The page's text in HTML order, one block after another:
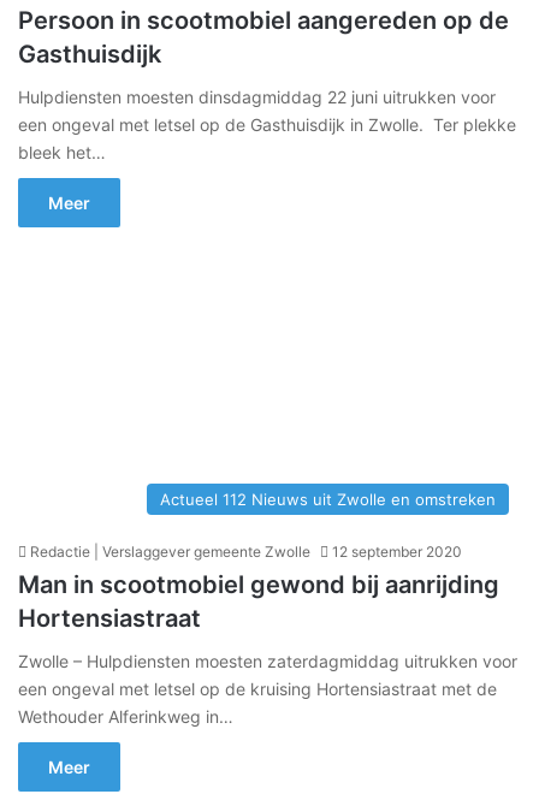
Persoon in scootmobiel aangereden op de
Gasthuisdijk
Hulpdiensten moesten dinsdagmiddag 22 juni uitrukken voor
een ongeval met letsel op de Gasthuisdijk in Zwolle. Ter plekke
bleek het…
Meer
Actueel 112 Nieuws uit Zwolle en omstreken
Redactie | Verslaggever gemeente Zwolle 12 september 2020
Man in scootmobiel gewond bij aanrijding
Hortensiastraat
Zwolle – Hulpdiensten moesten zaterdagmiddag uitrukken voor
een ongeval met letsel op de kruising Hortensiastraat met de
Wethouder Alferinkweg in…
Meer